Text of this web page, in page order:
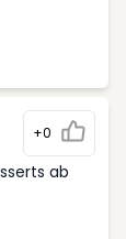
+0
ab